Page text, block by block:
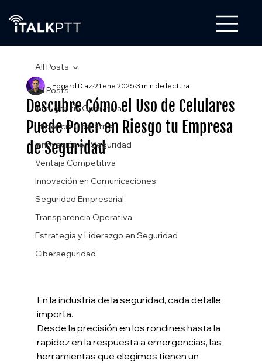
All Posts
Inteligencia Operativa
Eficiencia Operativa
Innovación en Seguridad
Ventaja Competitiva
Innovación en Comunicaciones
Seguridad Empresarial
Transparencia Operativa
Estrategia y Liderazgo en Seguridad
Ciberseguridad
All Posts
Descubre Cómo el Uso de Celulares
Puede Poner en Riesgo tu Empresa
de Seguridad
Edgard Diaz 21 ene 2025 3 min de lectura
En la industria de la seguridad, cada detalle
importa.
Desde la precisión en los rondines hasta la
rapidez en la respuesta a emergencias, las
herramientas que elegimos tienen un